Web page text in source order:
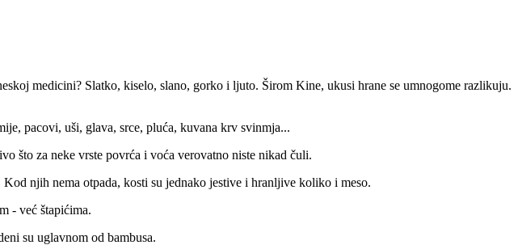
medicini? Slatko, kiselo, slano, gorko i ljuto. Širom Kine, ukusi hrane se umnogome razlikuju.
pacovi, uši, glava, srce, pluća, kuvana krv svinmja...
što za neke vrste povrća i voća verovatno niste nikad čuli.
njih nema otpada, kosti su jednako jestive i hranljive koliko i meso.
- već štapićima.
su uglavnom od bambusa.